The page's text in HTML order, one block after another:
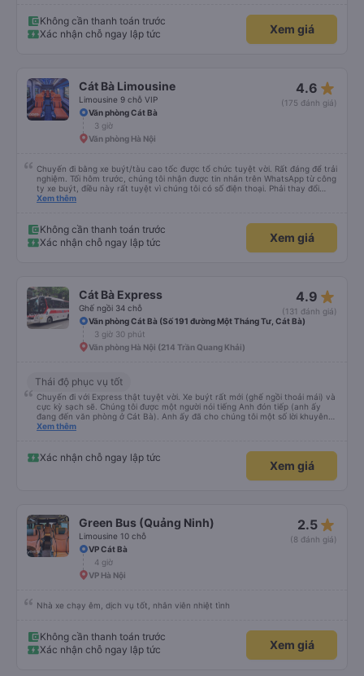
xuống xe với hành lý của mình, v.v., đi phà chở khách để đến đảo và đổi xe
buýt một lần nữa, v.v. rất khuyến khích.
Không cần thanh toán trước
Xác nhận chỗ ngay lập tức
Xem giá
Cát Bà Limousine
Limousine 9 chỗ VIP
4.6 star_rate
(175 đánh giá)
Văn phòng Cát Bà
3 giờ
Văn phòng Hà Nội
Chuyến đi bằng xe buýt/tàu cao tốc được tổ chức tuyệt vời. Rất đáng để trải
nghiệm. Tối hôm trước, chúng tôi nhận được tin nhắn trên WhatsApp từ công
ty xe buýt, điều này rất tuyệt vì chúng tôi có số điện thoại. Phải thay đổi
điểm đón vì trời mưa như trút nước, nhưng họ rất thông cảm. Anh chàng lái
Cát Bà đến Hà Nội, phải xuống xe buýt, lên tàu cao tốc rồi lại lên một xe
buýt khác. Được tổ chức tốt, giao tiếp tuyệt vời, chuyến đi tuyệt vời.
Xem thêm
Không cần thanh toán trước
Xác nhận chỗ ngay lập tức
Xem giá
Cát Bà Express
Ghế ngồi 34 chỗ
4.9 star_rate
(131 đánh giá)
Văn phòng Cát Bà (Số 191 đường Một Tháng Tư, Cát Bà)
3 giờ 30 phút
Văn phòng Hà Nội (214 Trần Quang Khải)
Thái độ phục vụ tốt
Chuyến đi với Express thật tuyệt vời. Xe buýt rất mới (ghế ngồi thoải mái) và
cực kỳ sạch sẽ. Chúng tôi được một người nói tiếng Anh đón tiếp (anh ấy
đang đến văn phòng ở Cát Bà). Anh ấy đã cho chúng tôi một số lời khuyên
hữu ích về những việc nên làm ở Cát Bà. Chúng tôi có một quãng nghỉ ngắn
đảo trong 8-10 phút. Sau đó, chúng tôi đi xe buýt khoảng 30 phút vào thị
trấn Cát Bà. Chúng tôi được thả xuống cách khách sạn khoảng 5 phút đi bộ.
Nhìn chung, dịch vụ tuyệt vời và tôi rất khuyên bạn nên sử dụng dịch vụ
Xem thêm
Xác nhận chỗ ngay lập tức
Xem giá
Green Bus (Quảng Ninh)
Limousine 10 chỗ
2.5 star_rate
(8 đánh giá)
VP Cát Bà
4 giờ
VP Hà Nội
Nhà xe chạy êm, dịch vụ tốt, nhân viên nhiệt tình
Không cần thanh toán trước
Xác nhận chỗ ngay lập tức
Xem giá